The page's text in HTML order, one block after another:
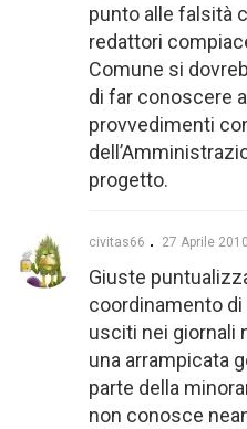
punto alle falsità
redattori
Comune si
di far conoscere
provvedimenti
progetto.
civitas66 27 Aprile
Giuste
coordinamento
usciti nei giornali
una arrampicata
parte della
non conosce